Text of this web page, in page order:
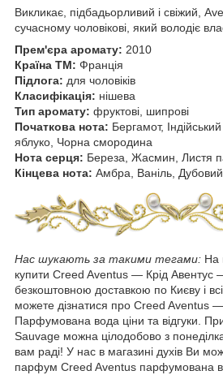
Викликає, підбадьорливий і свіжий,
сучасному чоловікові, який володіє
Прем'єра аромату: 2010
Країна ТМ: Франція
Підлога: для чоловіків
Класифікація: нішева
Тип аромату: фруктові, шипрові
Початкова нота: Бергамот,
яблуко, Чорна смородина
Нота серця: Береза, Жасмин, Листя
Кінцева нота: Амбра, Ваніль,
Нас шукають за такими тегами: На
купити Creed Aventus ― Крід
безкоштовною доставкою по Києву і
можете дізнатися про Creed Aventus
Парфумована вода ціни та відгуки.
Sauvage можна цілодобово з
вам раді! У нас в магазині духів Ви
парфум Creed Aventus парфумована